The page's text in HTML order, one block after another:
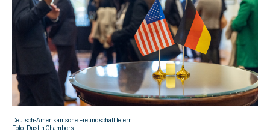
Deutsch-Amerikanische Freundschaft feiern
Foto: Dustin Chambers